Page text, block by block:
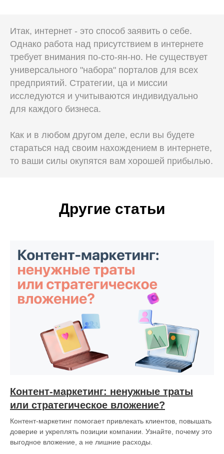
Итак, интернет - это способ заявить о себе.
Однако работа над присутствием в интернете
требует внимания по-сто-ян-но. Не существует
универсального "набора" порталов для всех
предприятий. Стратегии, ца и миссии
исследуются и учитываются индивидуально
для каждого бизнеса.
Как и в любом другом деле, если вы будете
стараться над своим нахождением в интернете,
то ваши силы окупятся вам хорошей прибылью.
Другие статьи
Контент-маркетинг: ненужные траты
или стратегическое вложение?
Контент-маркетинг помогает привлекать клиентов, повышать
доверие и укреплять позиции компании. Узнайте, почему это
выгодное вложение, а не лишние расходы.